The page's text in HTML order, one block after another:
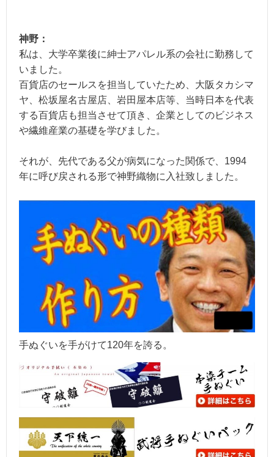
神野：
私は、大学卒業後に紳士アパレル系の会社に勤務して
いました。
百貨店のセールスを担当していたため、大阪タカシマ
ヤ、松坂屋名古屋店、岩田屋本店等、当時日本を代表
する百貨店も担当させて頂き、企業としてのビジネス
や繊維産業の基礎を学びました。
それが、先代である父が病気になった関係で、1994
年に呼び戻される形で神野織物に入社致しました。
手ぬぐいを手がけて120年を誇る。